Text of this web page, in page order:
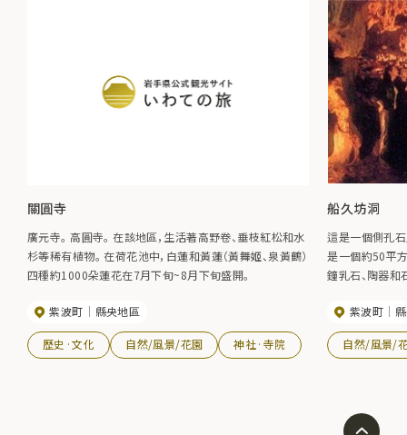
關圓寺
廣元寺。 高圓寺。 在該地區，生活著高野卷、垂枝紅松和水
杉等稀有植物。 在荷花池中，白蓮和黃蓮（黃舞姬、泉黃鶴）
四種約1000朵蓮花在7月下旬~8月下旬盛開。
紫波町 縣央地區
歷史·文化 自然/風景/花園 神社·寺院
船久坊洞
這是一個側孔
是一個約50平
鐘乳石、陶器和
紫波町
自然/風景/